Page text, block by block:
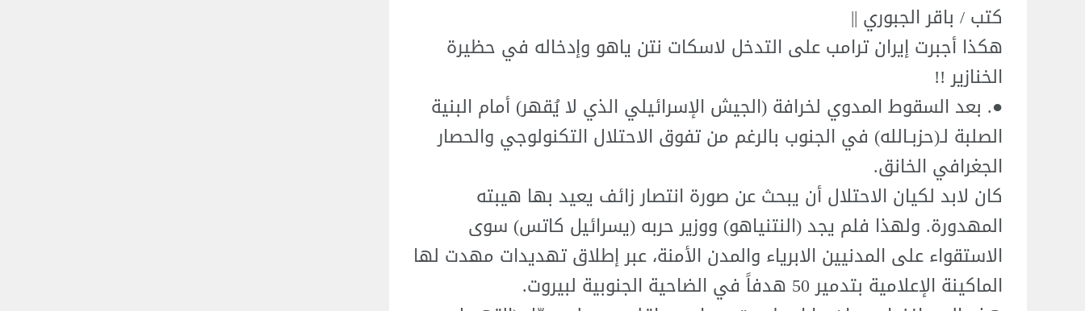
كتب / باقر الجبوري ||
هكذا أجبرت إيران ترامب على التدخل لاسكات نتن ياهو وإدخاله في حظيرة
الخنازير !!
●. بعد السقوط المدوي لخرافة (الجيش الإسرائيلي الذي لا يُقهر) أمام البنية
الصلبة لـ(حزبـالله) في الجنوب بالرغم من تفوق الاحتلال التكنولوجي والحصار
الجغرافي الخانق.
كان لابد لكيان الاحتلال أن يبحث عن صورة انتصار زائف يعيد بها هيبته
المهدورة. ولهذا فلم يجد (النتنياهو) ووزير حربه (يسرائيل كاتس) سوى
الاستقواء على المدنيين الابرياء والمدن الأمنة، عبر إطلاق تهديدات مهدت لها
الماكينة الإعلامية بتدمير 50 هدفاً في الضاحية الجنوبية لبيروت.